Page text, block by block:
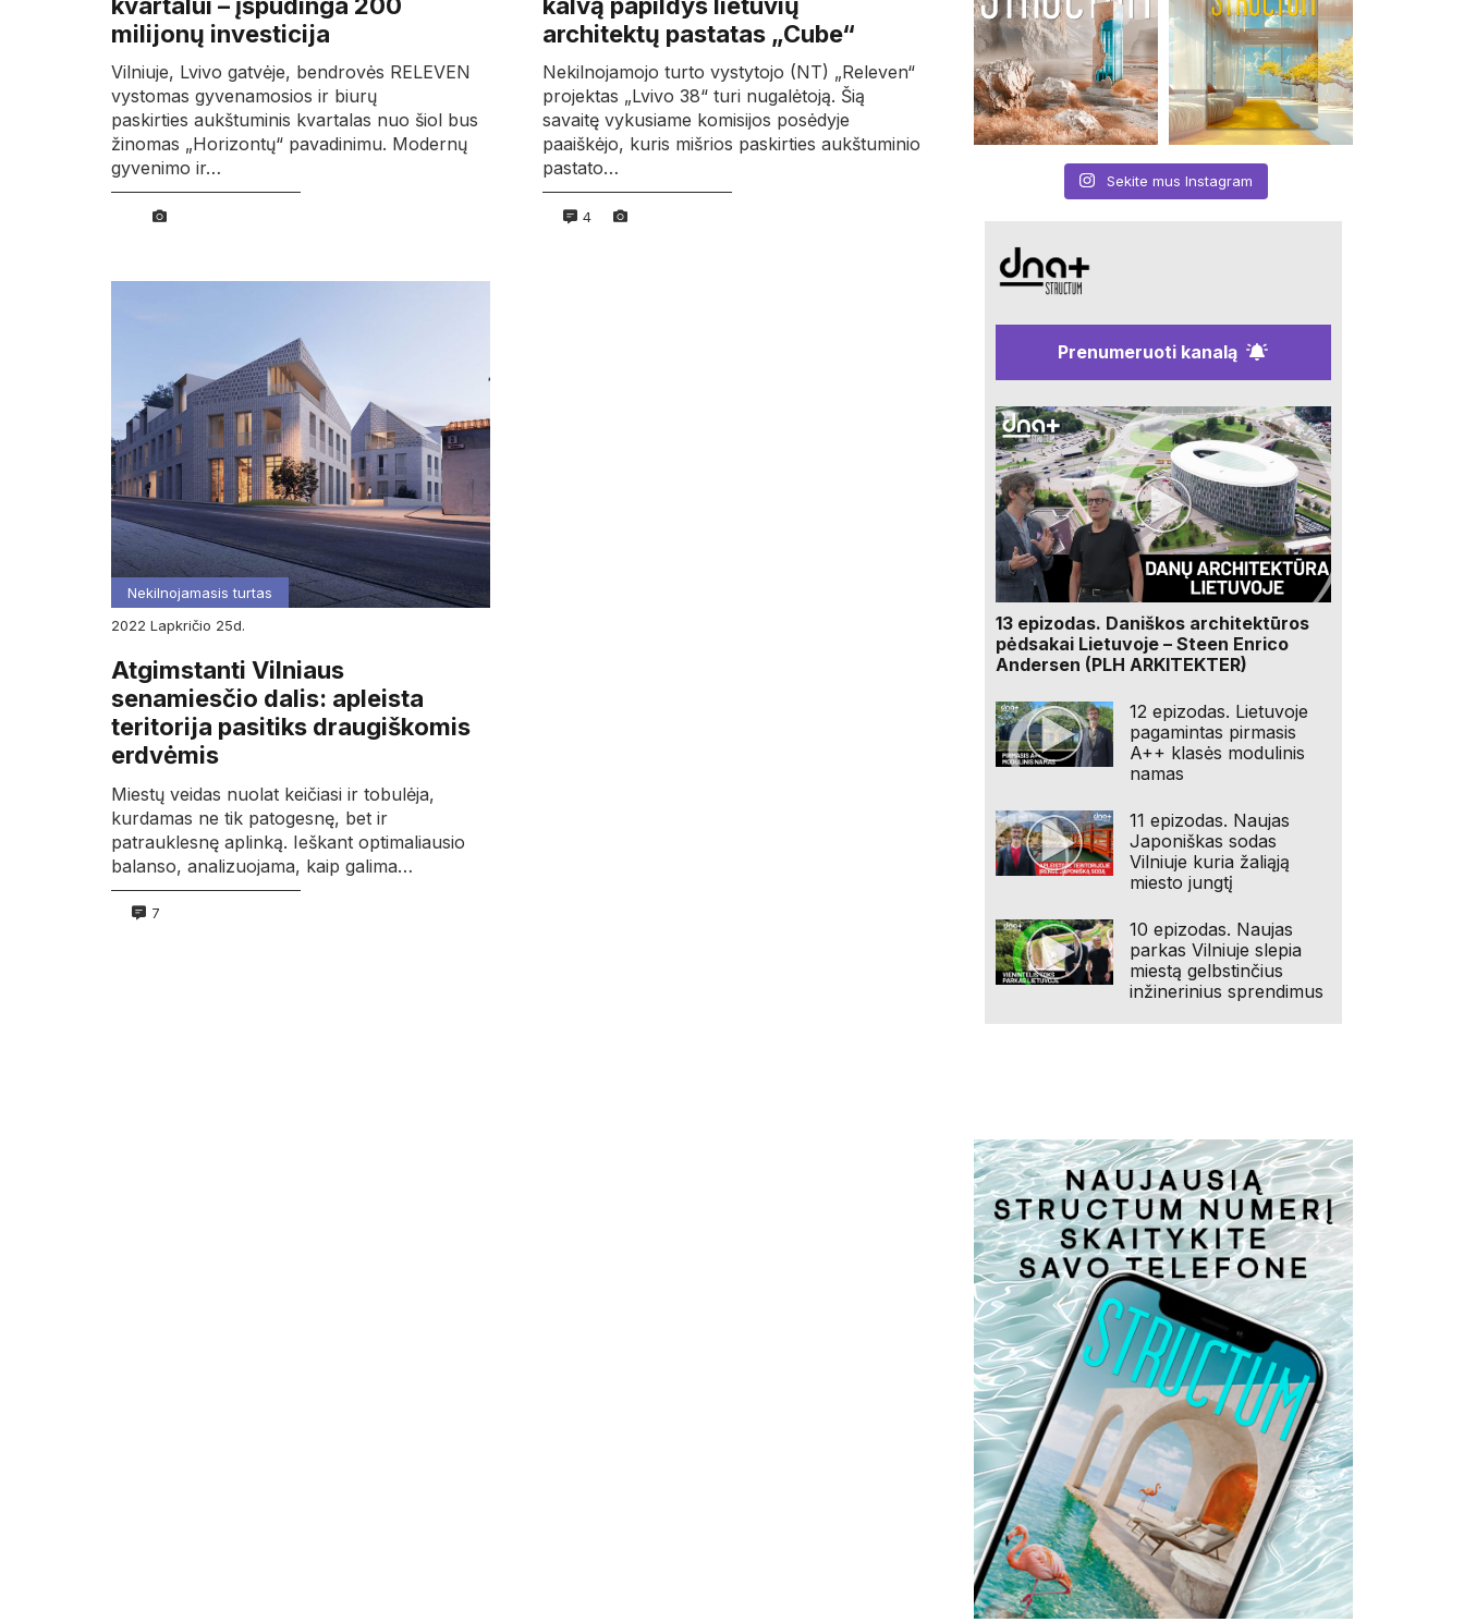
milijonų investicija
Vilniuje, Lvivo gatvėje, bendrovės RELEVEN
vystomas gyvenamosios ir biurų
paskirties aukštuminis kvartalas nuo šiol bus
žinomas „Horizontų“ pavadinimu. Modernų
gyvenimo ir…
architektų pastatas „Cube“
Nekilnojamojo turto vystytojo (NT) „Releven“
projektas „Lvivo 38“ turi nugalėtoją. Šią
savaitę vykusiame komisijos posėdyje
paaiškėjo, kuris mišrios paskirties aukštuminio
pastato…
4
Nekilnojamasis turtas
2022
lapkričio 25d.
Atgimstanti Vilniaus
senamiesčio dalis: apleista
teritorija pasitiks draugiškomis
erdvėmis
Miestų veidas nuolat keičiasi ir tobulėja,
kurdamas ne tik patogesnę, bet ir
patrauklesnę aplinką. Ieškant optimaliausio
balanso, analizuojama, kaip galima…
7
Sekite mus Instagram
Prenumeruoti kanalą
13 epizodas. Daniškos architektūros
pėdsakai Lietuvoje – Steen Enrico
Andersen (PLH ARKITEKTER)
12 epizodas. Lietuvoje
pagamintas pirmasis
A++ klasės modulinis
namas
11 epizodas. Naujas
Japoniškas sodas
Vilniuje kuria žaliąją
miesto jungtį
10 epizodas. Naujas
parkas Vilniuje slepia
miestą gelbstinčius
inžinerinius sprendimus